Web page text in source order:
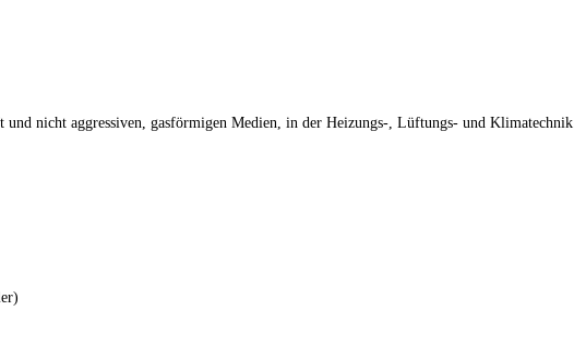
nicht aggressiven, gasförmigen Medien, in der Heizungs-, Lüftungs- und Klimatechnik.